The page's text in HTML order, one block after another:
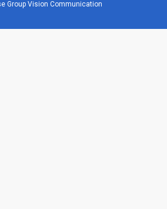
Group Vision Communication